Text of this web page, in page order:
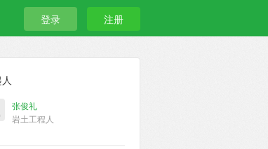
登录 注册
张俊礼
岩土工程人